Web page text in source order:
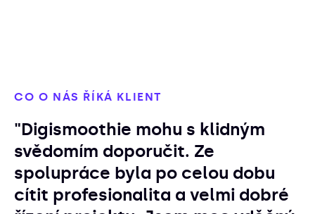
CO O NÁS ŘÍKÁ KLIENT
"Digismoothie mohu s klidným
svědomím doporučit. Ze
spolupráce byla po celou dobu
cítit profesionalita a velmi dobré